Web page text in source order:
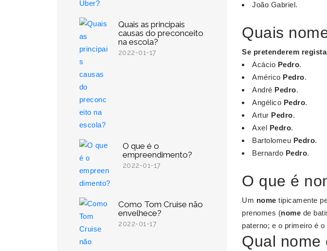
Quais as principais
causas do preconceito
na escola?
2022-01-17
O que é o
empreendimento?
2022-01-17
Como Tom Cruise não
envelhece?
2022-01-17
João Gabriel.
Quais
Se pretenderem
Acácio Pedro.
Américo Pedro.
André Pedro.
Angélico Pedro.
Artur Pedro.
Axel
Pedro.
Bartolomeu Pedro.
Bernardo Pedro.
O que é
Um nome tipicamente
prenomes (nome de
paterno; e o primeiro é o
Qual nome